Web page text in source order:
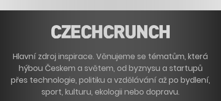
Hlavní zdroj inspirace. Věnujeme se tématům, která
hýbou Českem a světem, od byznysu a startupů
přes technologie, politiku a vzdělávání až po bydlení,
sport, kulturu, ekologii nebo dopravu.